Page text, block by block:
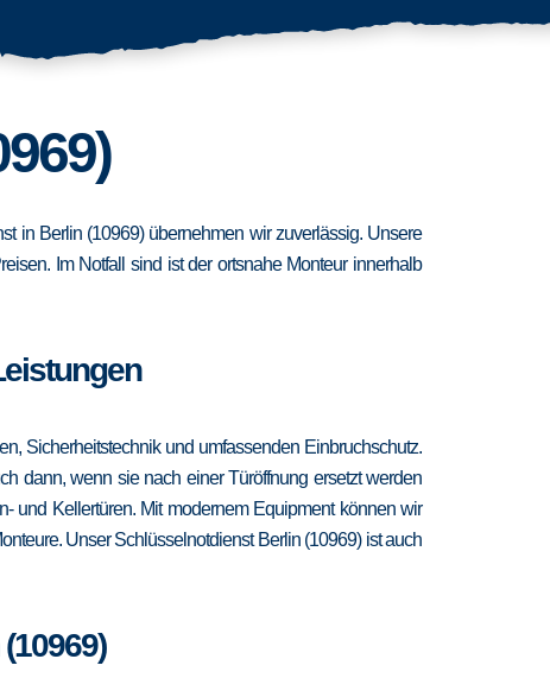
in Berlin (10969) übernehmen wir zuverlässig. Unsere
Im Notfall sind ist der ortsnahe Monteur innerhalb
Sicherheitstechnik und umfassenden Einbruchschutz.
dann, wenn sie nach einer Türöffnung ersetzt werden
und Kellertüren. Mit modernem Equipment können wir
Unser Schlüsselnotdienst Berlin (10969) ist auch